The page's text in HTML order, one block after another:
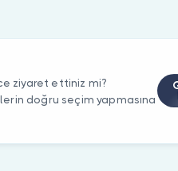
ziyaret ettiniz mi?
doğru seçim yapmasına